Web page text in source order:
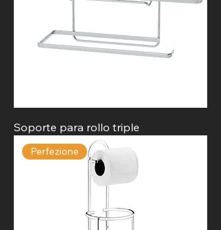
Soporte para rollo triple
Perfezione